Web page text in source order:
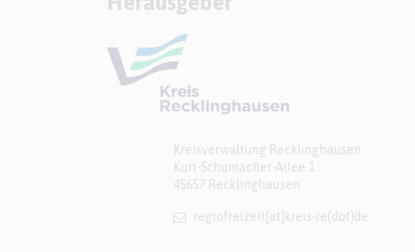
Kreisverwaltung Recklinghausen
Kurt-Schumacher-Allee 1
45657 Recklinghausen
regiofreizeit[at]​kreis-re(dot)de